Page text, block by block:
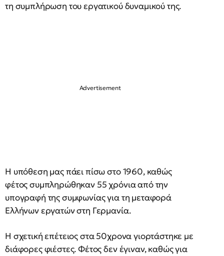
τη συμπλήρωση του εργατικού δυναμικού της.
Η υπόθεση μας πάει πίσω στο 1960, καθώς
φέτος συμπληρώθηκαν 55 χρόνια από την
υπογραφή της συμφωνίας για τη μεταφορά
Ελλήνων εργατών στη Γερμανία.
Η σχετική επέτειος στα 50χρονα γιορτάστηκε με
διάφορες φιέστες. Φέτος δεν έγιναν, καθώς για